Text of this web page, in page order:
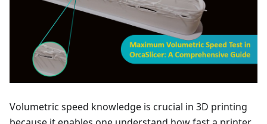
Volumetric speed knowledge is crucial in 3D printing